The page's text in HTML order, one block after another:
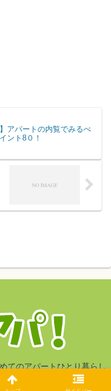
アパートの内覧でみるべ
ント8０！
てのアパートひとり暮らし